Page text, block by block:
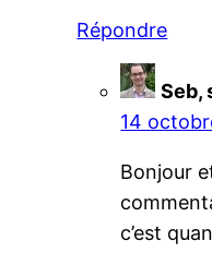
Répondre
Seb,
14
Bonjour
c’est